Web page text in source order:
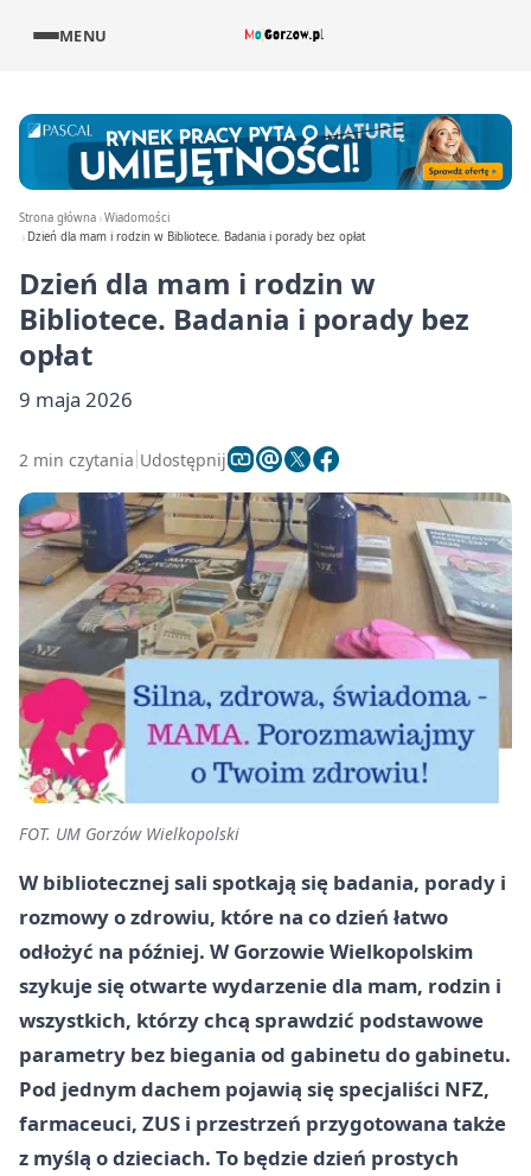
MENU
Strona główna Wiadomości
Dzień dla mam i rodzin w Bibliotece. Badania i porady bez opłat
Dzień dla mam i rodzin w
Bibliotece. Badania i porady bez
opłat
9 maja 2026
2 min czytania Udostępnij
FOT. UM Gorzów Wielkopolski
W bibliotecznej sali spotkają się badania, porady i
rozmowy o zdrowiu, które na co dzień łatwo
odłożyć na później. W Gorzowie Wielkopolskim
szykuje się otwarte wydarzenie dla mam, rodzin i
wszystkich, którzy chcą sprawdzić podstawowe
parametry bez biegania od gabinetu do gabinetu.
Pod jednym dachem pojawią się specjaliści NFZ,
farmaceuci, ZUS i przestrzeń przygotowana także
z myślą o dzieciach. To będzie dzień prostych